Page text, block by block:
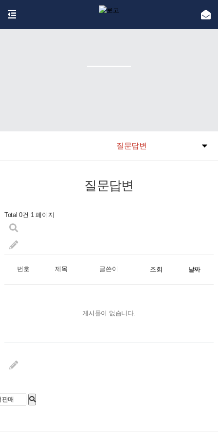
질문답변
질문답변
Total 0건 1 페이지
번호 제목 글쓴이 조회 날짜
게시물이 없습니다.